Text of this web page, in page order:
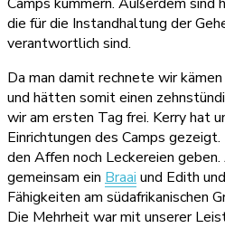
die für die Instandhaltung der
verantwortlich sind.
Da man damit rechnete wir
und hätten somit einen
wir am ersten Tag frei. Kerry hat
Einrichtungen des Camps
den Affen noch Leckereien
gemeinsam ein Braai und Edith
Fähigkeiten am südafrikanischen
Die Mehrheit war mit unserer